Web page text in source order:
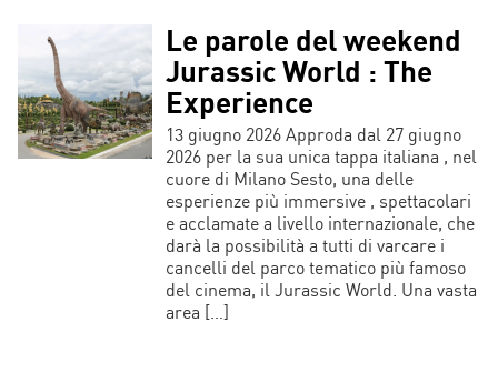
Le parole del weekend
Jurassic World : The
Experience
13 giugno 2026 Approda dal 27 giugno
2026 per la sua unica tappa italiana , nel
cuore di Milano Sesto, una delle
esperienze più immersive , spettacolari
e acclamate a livello internazionale, che
darà la possibilità a tutti di varcare i
cancelli del parco tematico più famoso
del cinema, il Jurassic World. Una vasta
area […]